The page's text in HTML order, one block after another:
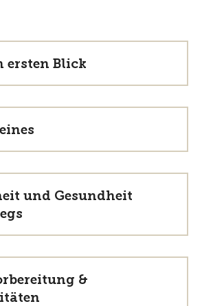
ersten Blick
und Gesundheit
&